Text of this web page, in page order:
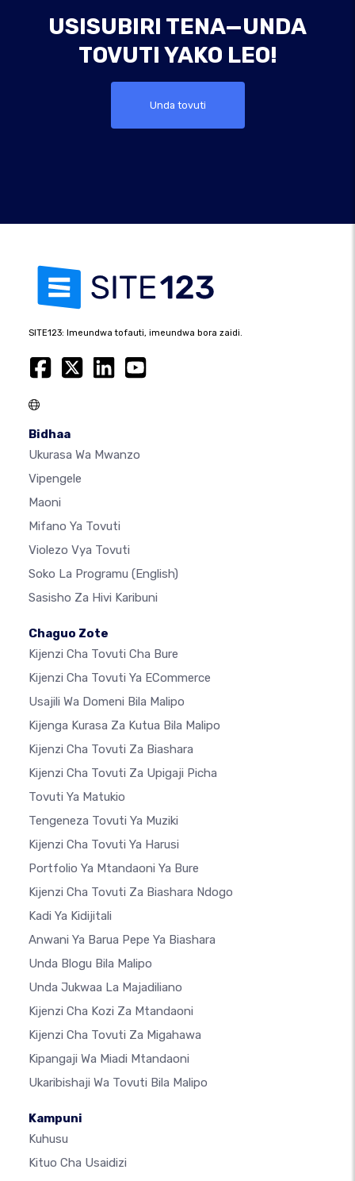
USISUBIRI TENA—UNDA
TOVUTI YAKO LEO!
Unda tovuti
SITE123: Imeundwa tofauti, imeundwa bora zaidi.
Bidhaa
Ukurasa Wa Mwanzo
Vipengele
Maoni
Mifano Ya Tovuti
Violezo Vya Tovuti
Soko La Programu (English)
Sasisho Za Hivi Karibuni
Chaguo Zote
Kijenzi Cha Tovuti Cha Bure
Kijenzi Cha Tovuti Ya ECommerce
Usajili Wa Domeni Bila Malipo
Kijenga Kurasa Za Kutua Bila Malipo
Kijenzi Cha Tovuti Za Biashara
Kijenzi Cha Tovuti Za Upigaji Picha
Tovuti Ya Matukio
Tengeneza Tovuti Ya Muziki
Kijenzi Cha Tovuti Ya Harusi
Portfolio Ya Mtandaoni Ya Bure
Kijenzi Cha Tovuti Za Biashara Ndogo
Kadi Ya Kidijitali
Anwani Ya Barua Pepe Ya Biashara
Unda Blogu Bila Malipo
Unda Jukwaa La Majadiliano
Kijenzi Cha Kozi Za Mtandaoni
Kijenzi Cha Tovuti Za Migahawa
Kipangaji Wa Miadi Mtandaoni
Ukaribishaji Wa Tovuti Bila Malipo
Kampuni
Kuhusu
Kituo Cha Usaidizi